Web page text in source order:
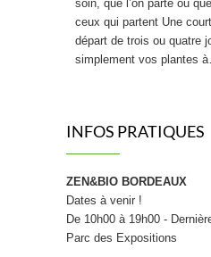
soin, que l’on parte ou
ceux qui partent Une
départ de trois ou quatre
simplement vos plantes
À l’heure où la rentrée de
repenser sa routine bien-
aussi le bon moment pour
INFOS PRATIQUES
ZEN&BIO BORDEAUX
Dates à venir !
De 10h00 à 19h00 -
Parc des Expositions